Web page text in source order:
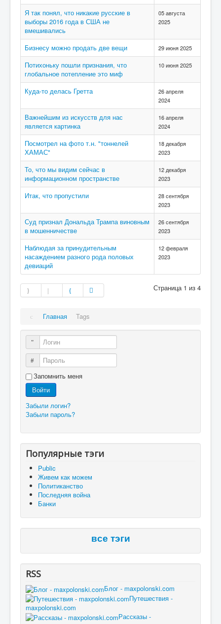
Я так понял, что никакие русские в
выборы 2016 года в США не
вмешивались
05 августа
2025
Бизнесу можно продать две вещи 29 июня 2025
Потихоньку пошли признания, что
глобальное потепление это миф
10 июня 2025
Куда-то делась Гретта
26 апреля
2024
Важнейшим из искусств для нас
является картинка
16 апреля
2024
Посмотрел на фото т.н. "тоннелей
ХАМАС"
18 декабря
2023
То, что мы видим сейчас в
информационном пространстве
12 декабря
2023
Итак, что пропустили
28 сентября
2023
Суд признал Дональда Трампа виновным
в мошенничестве
26 сентября
2023
Наблюдая за принудительным
насаждением разного рода половых
девиаций
12 февраля
2023
Страница 1 из 4
Главная Tags
Логин
Пароль
Запомнить меня
Войти
Забыли логин?
Забыли пароль?
Популярные тэги
Public
Живем как можем
Политиканство
Последняя война
Банки
все тэги
RSS
Блог - maxpolonski.com
Путешествия -
maxpolonski.com
Рассказы -